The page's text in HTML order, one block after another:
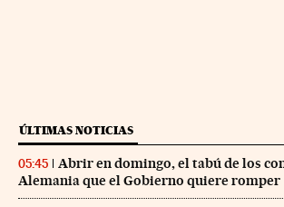
ÚLTIMAS NOTICIAS
05:45
Abrir en domingo, el tabú de los
Alemania que el Gobierno quiere romper